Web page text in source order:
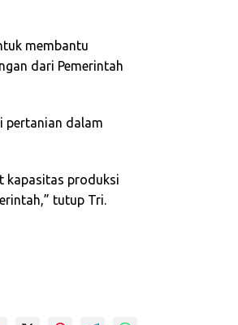
membantu
dari Pemerintah
pertanian dalam
kapasitas produksi
tutup Tri.